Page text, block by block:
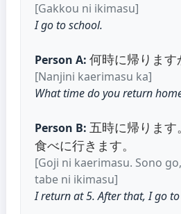
[Gakkou ni ikimasu]
I go to school.
Person A: 何時に帰ります
[Nanjini kaerimasu ka]
What time do you return
Person B: 五時に帰ります
食べに行きます。
[Goji ni kaerimasu. Sono
tabe ni ikimasu]
I return at 5. After that, I go